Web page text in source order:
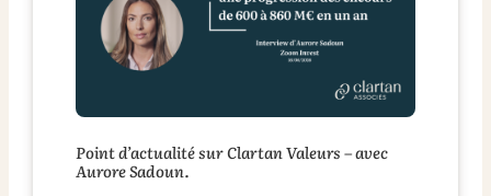
Point d’actualité sur Clartan Valeurs – avec
Aurore Sadoun.